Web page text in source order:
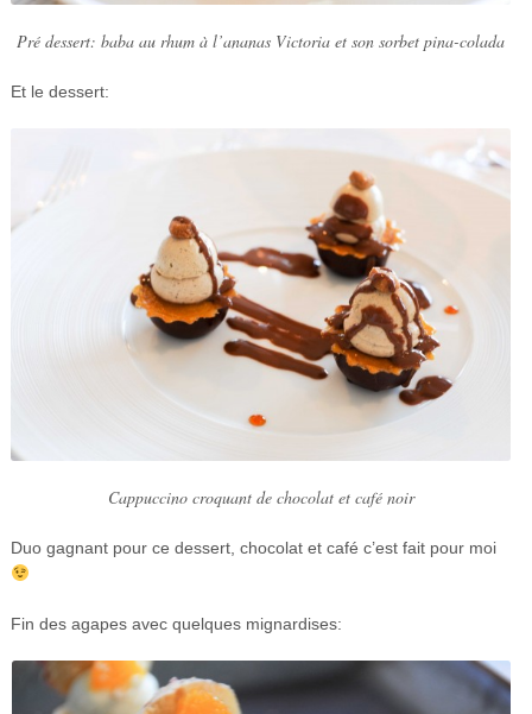
Pré dessert: baba au rhum à l’ananas Victoria et son sorbet pina-colada
Et le dessert:
Cappuccino croquant de chocolat et café noir
Duo gagnant pour ce dessert, chocolat et café c’est fait pour moi
Fin des agapes avec quelques mignardises: